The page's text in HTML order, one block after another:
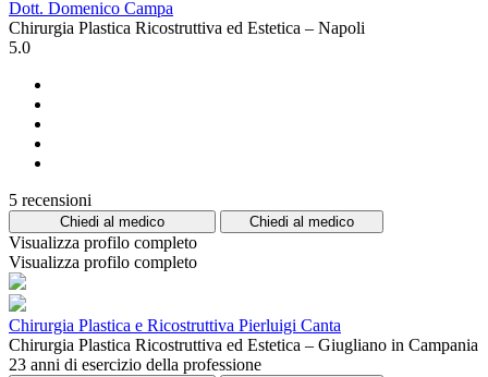
Dott. Domenico Campa
Chirurgia Plastica Ricostruttiva ed Estetica – Napoli
5.0
5 recensioni
Chiedi al medico Chiedi al medico
Visualizza profilo completo
Visualizza profilo completo
Chirurgia Plastica e Ricostruttiva Pierluigi Canta
Chirurgia Plastica Ricostruttiva ed Estetica – Giugliano in Campania
23 anni di esercizio della professione